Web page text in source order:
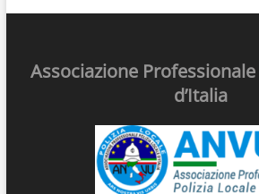
Associazione
d’Italia